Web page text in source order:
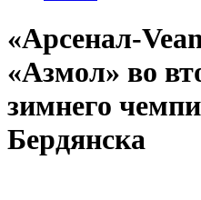
«Арсенал-
«Азмол» во
зимнего
Бердянска